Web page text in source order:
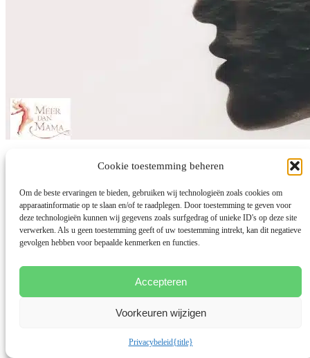
Cookie toestemming beheren
Om de beste ervaringen te bieden, gebruiken wij technologieën zoals cookies om
apparaatinformatie op te slaan en/of te raadplegen. Door toestemming te geven voor
deze technologieën kunnen wij gegevens zoals surfgedrag of unieke ID's op deze site
verwerken. Als u geen toestemming geeft of uw toestemming intrekt, kan dit negatieve
gevolgen hebben voor bepaalde kenmerken en functies.
Accepteren
Voorkeuren wijzigen
Privacybeleid{title}
Loslaten van verplichtingen
doorBianca Meijsen|4 okt 2020|Balans Werk-Privé
Zondag - Een dag voor bezinning Vandaag staat in het teken van
mijn gezin en tijd voor mezelf. Even heerlijk mediteren...